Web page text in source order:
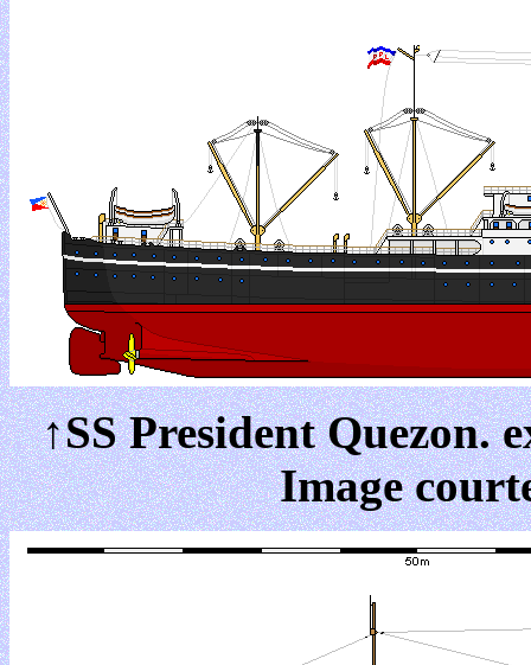
↑SS President Quezon.
Image